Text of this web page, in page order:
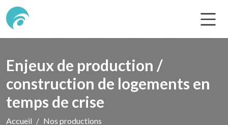
Enjeux de production /
construction de logements en
temps de crise
Accueil Nos productions